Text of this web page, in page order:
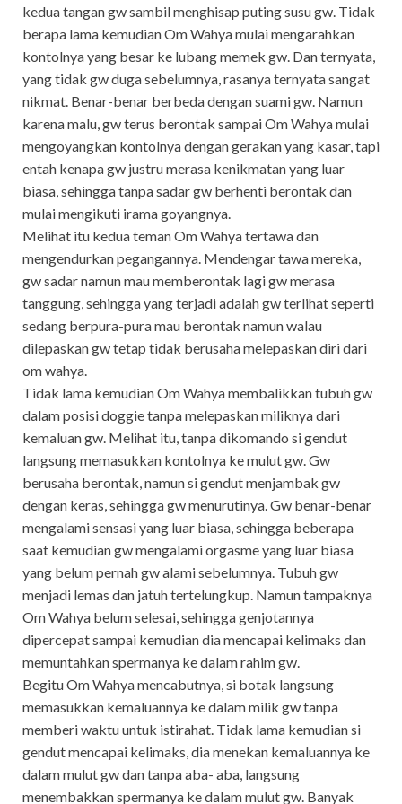
kedua tangan gw sambil menghisap puting susu gw. Tidak
berapa lama kemudian Om Wahya mulai mengarahkan
kontolnya yang besar ke lubang memek gw. Dan ternyata,
yang tidak gw duga sebelumnya, rasanya ternyata sangat
nikmat. Benar-benar berbeda dengan suami gw. Namun
karena malu, gw terus berontak sampai Om Wahya mulai
mengoyangkan kontolnya dengan gerakan yang kasar, tapi
entah kenapa gw justru merasa kenikmatan yang luar
biasa, sehingga tanpa sadar gw berhenti berontak dan
mulai mengikuti irama goyangnya.
Melihat itu kedua teman Om Wahya tertawa dan
mengendurkan pegangannya. Mendengar tawa mereka,
gw sadar namun mau memberontak lagi gw merasa
tanggung, sehingga yang terjadi adalah gw terlihat seperti
sedang berpura-pura mau berontak namun walau
dilepaskan gw tetap tidak berusaha melepaskan diri dari
om wahya.
Tidak lama kemudian Om Wahya membalikkan tubuh gw
dalam posisi doggie tanpa melepaskan miliknya dari
kemaluan gw. Melihat itu, tanpa dikomando si gendut
langsung memasukkan kontolnya ke mulut gw. Gw
berusaha berontak, namun si gendut menjambak gw
dengan keras, sehingga gw menurutinya. Gw benar-benar
mengalami sensasi yang luar biasa, sehingga beberapa
saat kemudian gw mengalami orgasme yang luar biasa
yang belum pernah gw alami sebelumnya. Tubuh gw
menjadi lemas dan jatuh tertelungkup. Namun tampaknya
Om Wahya belum selesai, sehingga genjotannya
dipercepat sampai kemudian dia mencapai kelimaks dan
memuntahkan spermanya ke dalam rahim gw.
Begitu Om Wahya mencabutnya, si botak langsung
memasukkan kemaluannya ke dalam milik gw tanpa
memberi waktu untuk istirahat. Tidak lama kemudian si
gendut mencapai kelimaks, dia menekan kemaluannya ke
dalam mulut gw dan tanpa aba- aba, langsung
menembakkan spermanya ke dalam mulut gw. Banyak